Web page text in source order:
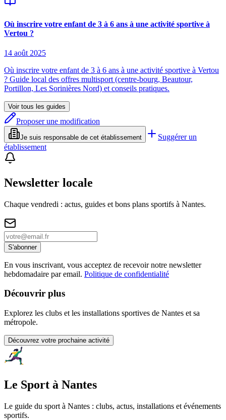
Où inscrire votre enfant de 3 à 6 ans à une activité sportive à
Vertou ?
14 août 2025
Où inscrire votre enfant de 3 à 6 ans à une activité sportive à Vertou
? Guide local des offres multisport (centre‑bourg, Beautour,
Portillon, Les Sorinières Nord) et conseils pratiques.
Voir tous les guides
Proposer une modification
Je suis responsable de cet établissement
Suggérer un
établissement
Newsletter locale
Chaque vendredi : actus, guides et bons plans sportifs à Nantes.
S'abonner
En vous inscrivant, vous acceptez de recevoir notre newsletter
hebdomadaire par email. Politique de confidentialité
Découvrir plus
Explorez les clubs et les installations sportives de Nantes et sa
métropole.
Découvrez votre prochaine activité
Le Sport à Nantes
Le guide du sport à Nantes : clubs, actus, installations et événements
sportifs.